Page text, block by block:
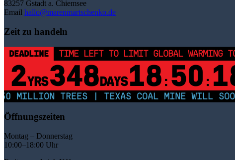
83257 Gstadt a. Chiemsee
Email hallo@marenmartschenko.de
Zeit zu handeln
DEADLINE TIME LEFT TO LIMIT GLOBAL WARMING
2YRS348DAYS 18 : 50 :
MILLION TREES | TEXAS COAL MINE WILL
Öffnungszeiten
Montag – Donnerstag
10:00–18:00 Uhr